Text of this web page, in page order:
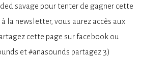
savage pour tenter de gagner cette
la newsletter, vous aurez accès aux
cette page sur facebook ou
et #anasounds partagez 3)